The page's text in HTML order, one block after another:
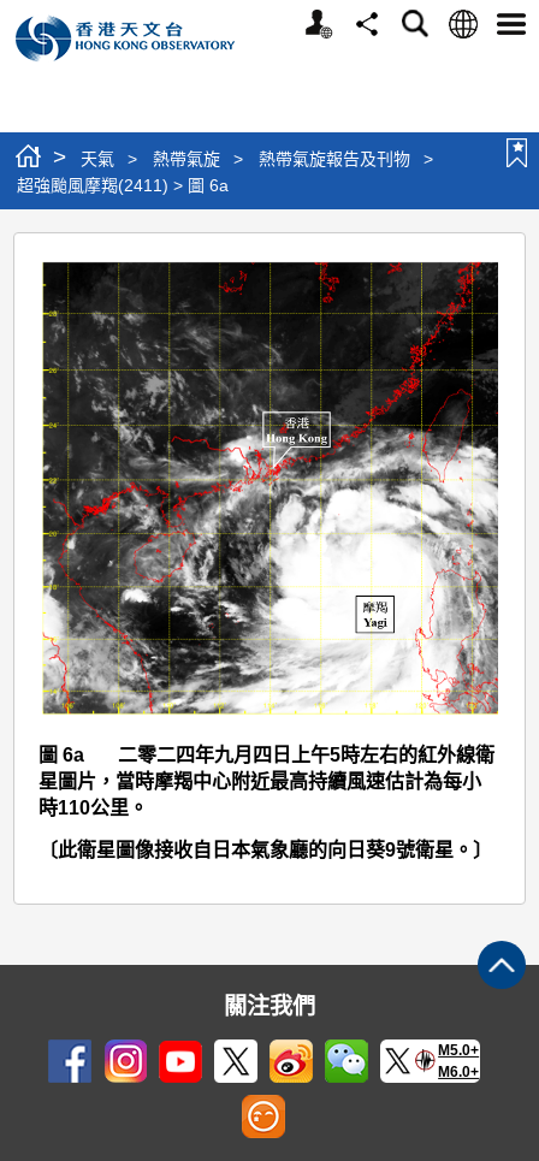
個
分
搜
語
選
> 天氣 > 熱帶氣旋 > 熱帶氣旋報告及刊物
>
超強颱風摩羯(2411) > 圖 6a
超
強
颱
風
摩
羯
(2411)
圖
6a
圖 6a 二零二四年九月四日上午5時左右的紅外線衛
星圖片，當時摩羯中心附近最高持續風速估計為每小
時110公里。
〔此衛星圖像接收自日本氣象廳的向日葵9號衛星。〕
關注我們
M5.0+
M6.0+